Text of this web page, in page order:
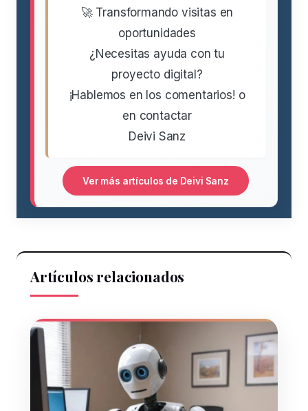
🚀 Transformando visitas en
oportunidades
¿Necesitas ayuda con tu
proyecto digital?
¡Hablemos en los comentarios! o
en contactar
Deivi Sanz
Ver más artículos de Deivi Sanz
Artículos relacionados